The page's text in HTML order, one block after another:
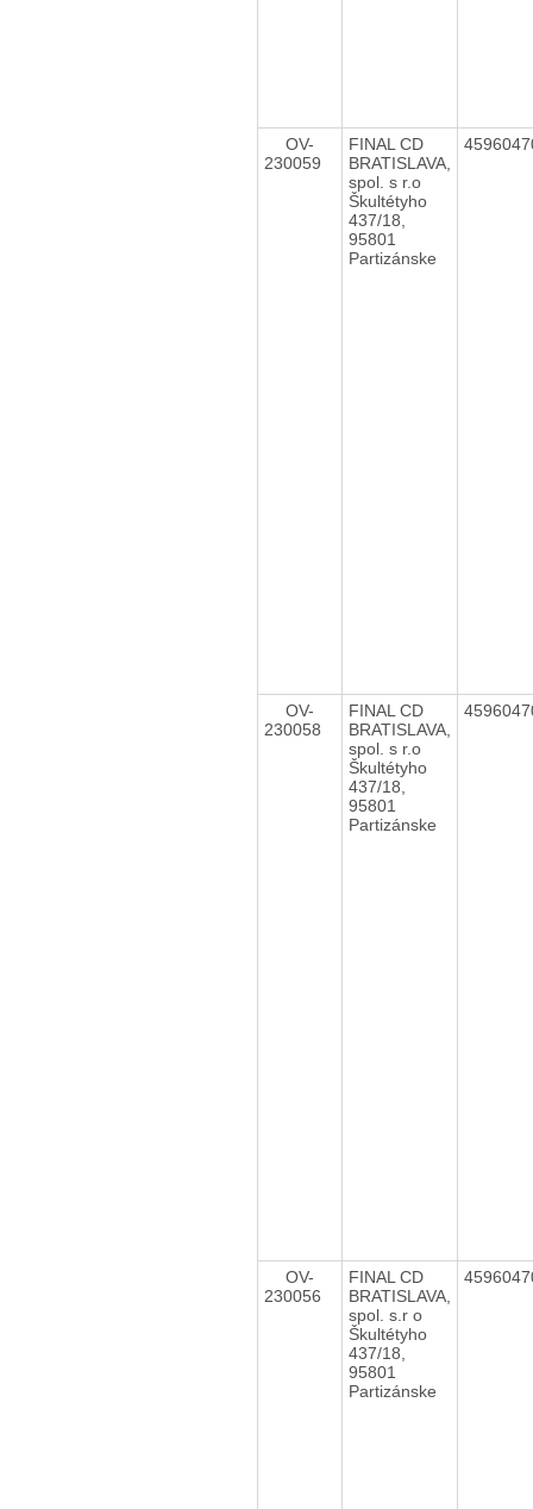
OV-
230059
FINAL CD
BRATISLAVA,
spol. s r.o
Škultétyho
437/18,
95801
Partizánske
OV-
230058
FINAL CD
BRATISLAVA,
spol. s r.o
Škultétyho
437/18,
95801
Partizánske
OV-
230056
FINAL CD
BRATISLAVA,
spol. s.r o
Škultétyho
437/18,
95801
Partizánske